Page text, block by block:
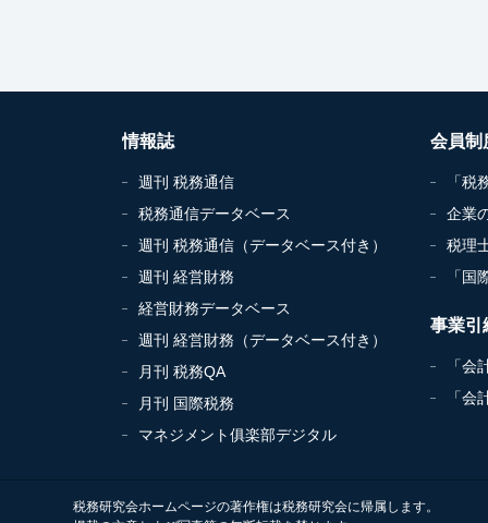
情報誌
週刊 税務通信
税務通信データベース
週刊 税務通信（データベース付き）
週刊 経営財務
経営財務データベース
週刊 経営財務（データベース付き）
月刊 税務QA
月刊 国際税務
マネジメント俱楽部デジタル
会員制
「税
企業
税理
「国
事業引
「会
「会
税務研究会ホームページの著作権は税務研究会に帰属します。